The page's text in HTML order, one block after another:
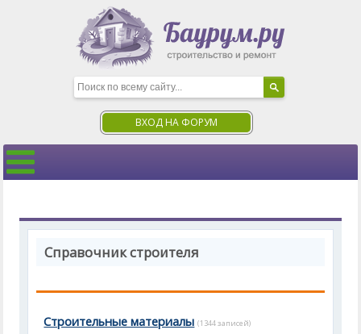
ВХОД НА ФОРУМ
Справочник строителя
Строительные материалы (1344 записей)